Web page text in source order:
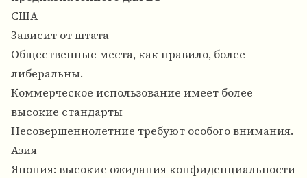
США
Зависит от штата
Общественные места, как правило, более
либеральны.
Коммерческое использование имеет более
высокие стандарты
Несовершеннолетние требуют особого внимания.
Азия
Япония: высокие ожидания конфиденциальности